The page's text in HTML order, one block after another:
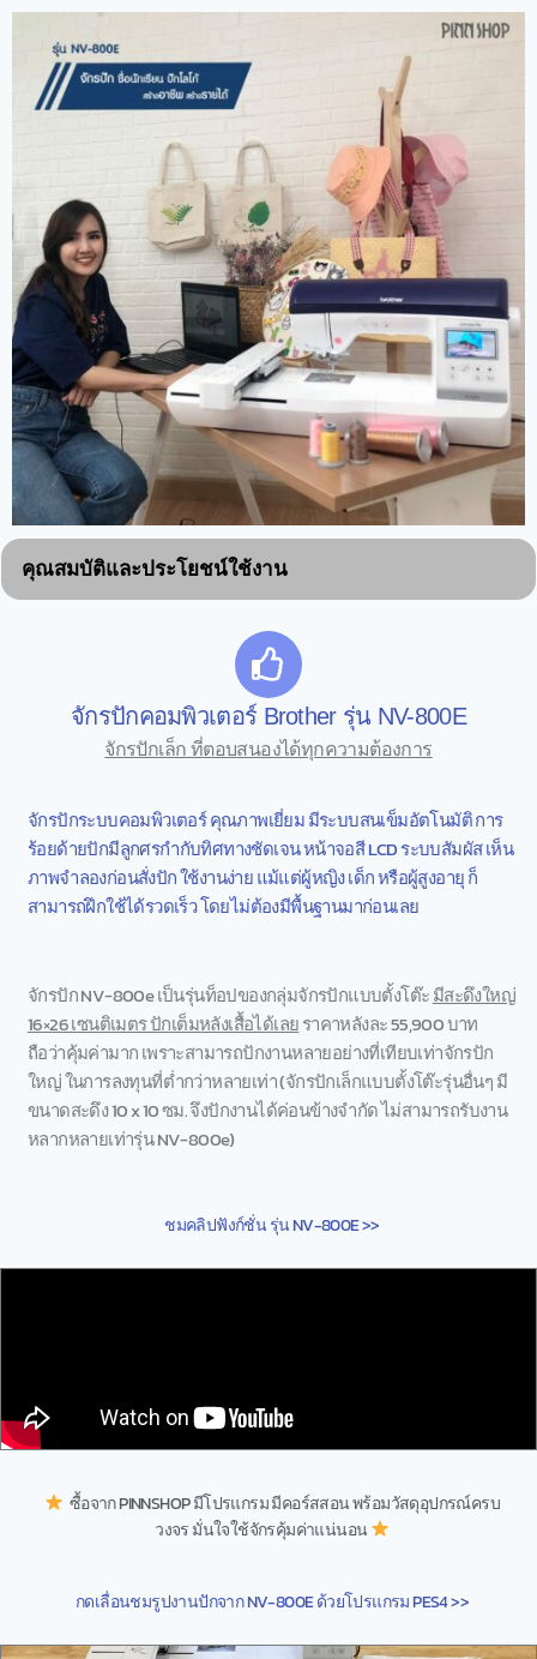
คุณสมบัติและประโยชน์ใช้งาน
จักรปักคอมพิวเตอร์ Brother รุ่น NV-800E
จักรปักเล็ก ที่ตอบสนองได้ทุกความต้องการ
จักรปักระบบคอมพิวเตอร์ คุณภาพเยี่ยม มีระบบสนเข็มอัตโนมัติ การ
ร้อยด้ายปักมีลูกศรกำกับทิศทางชัดเจน หน้าจอสี LCD ระบบสัมผัส เห็น
ภาพจำลองก่อนสั่งปัก ใช้งานง่าย แม้แต่ผู้หญิง เด็ก หรือผู้สูงอายุ ก็
สามารถฝึกใช้ได้รวดเร็ว โดยไม่ต้องมีพื้นฐานมาก่อนเลย
จักรปัก NV-800e เป็นรุ่นท็อปของกลุ่มจักรปักแบบตั้งโต๊ะมีสะดึงใหญ่
16×26 เซนติเมตร ปักเต็มหลังเสื้อได้เลยราคาหลังละ 55,900 บาท
ถือว่าคุ้มค่ามาก เพราะสามารถปักงานหลายอย่างที่เทียบเท่าจักรปัก
ใหญ่ ในการลงทุนที่ต่ำกว่าหลายเท่า (จักรปักเล็กแบบตั้งโต๊ะรุ่นอื่นๆ มี
ขนาดสะดึง 10 x 10 ซม. จึงปักงานได้ค่อนข้างจำกัด ไม่สามารถรับงาน
หลากหลายเท่ารุ่น NV-800e)
ชมคลิปฟังก์ชั่น รุ่น NV-800E >>
ซื้อจาก PINNSHOP มีโปรแกรม มีคอร์สสอน พร้อมวัสดุอุปกรณ์ครบ
วงจร มั่นใจใช้จักรคุ้มค่าแน่นอน
กดเลื่อนชมรูปงานปักจาก NV-800E ด้วยโปรแกรม PES4 >>